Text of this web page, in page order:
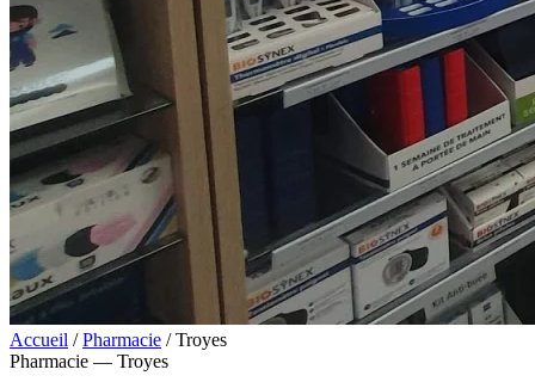
Accueil / Pharmacie / Troyes
Pharmacie — Troyes